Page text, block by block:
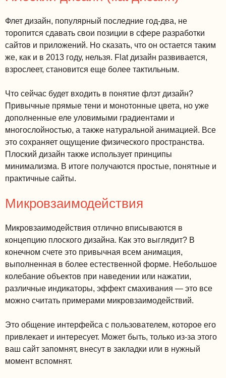
Флет дизайн, популярный последние год-два, не
торопится сдавать свои позиции в сфере разработки
сайтов и приложений. Но сказать, что он остается таким
же, как и в 2013 году, нельзя. Flat дизайн развивается,
взрослеет, становится еще более тактильным.
Что сейчас будет входить в понятие флэт дизайн?
Привычные прямые тени и монотонные цвета, но уже
дополненные еле уловимыми градиентами и
многослойностью, а также натуральной анимацией. Все
это сохраняет ощущение физического пространства.
Плоский дизайн также использует принципы
минимализма. В итоге получаются простые, понятные и
практичные сайты.
Микровзаимодействия
Микровзаимодействия отлично вписываются в
концепцию плоского дизайна. Как это выглядит? В
конечном счете это привычная всем анимация,
выполненная в более естественной форме. Небольшое
колебание объектов при наведении или нажатии,
различные индикаторы, эффект смахивания — это все
можно считать примерами микровзаимодействий.
Это общение интерфейса с пользователем, которое его
привлекает и интересует. Может быть, только из-за этого
ваш сайт запомнят, внесут в закладки или в нужный
момент вспомнят.